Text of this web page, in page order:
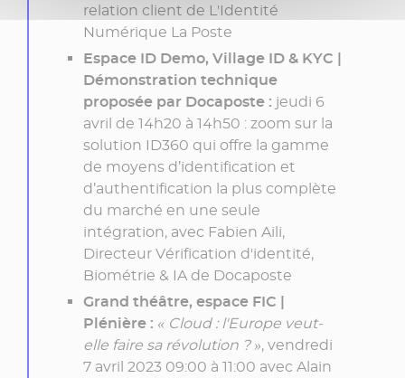
relation client de L'Identité
Numérique La Poste
Espace ID Demo, Village ID & KYC |
Démonstration technique
proposée par Docaposte : jeudi 6
avril de 14h20 à 14h50 : zoom sur la
solution ID360 qui offre la gamme
de moyens d’identification et
d’authentification la plus complète
du marché en une seule
intégration, avec Fabien Aili,
Directeur Vérification d'identité,
Biométrie & IA de Docaposte
Grand théâtre, espace FIC |
Plénière : « Cloud : l'Europe veut-
elle faire sa révolution ? », vendredi
7 avril 2023 09:00 à 11:00 avec Alain